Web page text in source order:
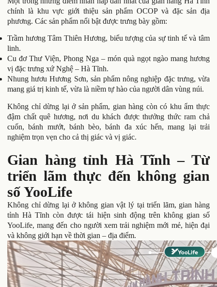
chính là khu vực giới thiệu sản phẩm OCOP và đặc sản địa
phương. Các sản phẩm nổi bật được trưng bày gồm:
Trầm hương Tâm Thiên Hương, biểu tượng của sự tinh tế và tâm
linh.
Cu đơ Thư Viện, Phong Nga – món quà ngọt ngào mang hương
vị đặc trưng xứ Nghệ – Hà Tĩnh.
Nhung hươu Hương Sơn, sản phẩm nông nghiệp đặc trưng, vừa
mang giá trị kinh tế, vừa là niềm tự hào của người dân vùng núi.
Không chỉ dừng lại ở sản phẩm, gian hàng còn có khu ẩm thực
đậm chất quê hương, nơi du khách được thưởng thức ram chả
cuốn, bánh mướt, bánh bèo, bánh đa xúc hến, mang lại trải
nghiệm trọn vẹn cho cả thị giác và vị giác.
Gian hàng tỉnh Hà Tĩnh – Từ
triển lãm thực đến không gian
số YooLife
Không chỉ dừng lại ở không gian vật lý tại triển lãm, gian hàng
tỉnh Hà Tĩnh còn được tái hiện sinh động trên không gian số
YooLife, mang đến cho người xem trải nghiệm mới mẻ, hiện đại
và không giới hạn về thời gian – địa điểm.